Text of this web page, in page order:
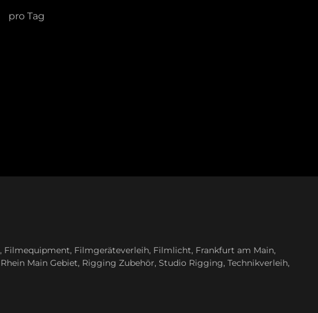
pro Tag
, Filmequipment, Filmgeräteverleih, Filmlicht, Frankfurt am Main,
Rhein Main Gebiet, Rigging Zubehör, Studio Rigging, Technikverleih,